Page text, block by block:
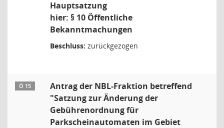
Hauptsatzung
hier: § 10 Öffentliche
Bekanntmachungen
Beschluss: zurückgezogen
Ö 15
Antrag der NBL-Fraktion betreffend
"Satzung zur Änderung der
Gebührenordnung für
Parkscheinautomaten im Gebiet